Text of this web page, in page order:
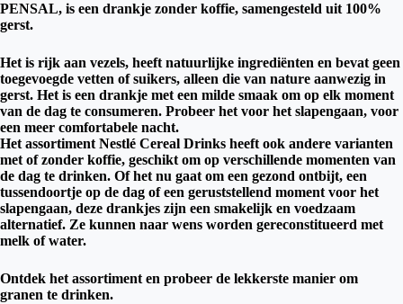
PENSAL, is een drankje zonder koffie, samengesteld uit 100%
gerst.
Het is rijk aan vezels, heeft natuurlijke ingrediënten en bevat geen
toegevoegde vetten of suikers, alleen die van nature aanwezig in
gerst. Het is een drankje met een milde smaak om op elk moment
van de dag te consumeren. Probeer het voor het slapengaan, voor
een meer comfortabele nacht.
Het assortiment Nestlé Cereal Drinks heeft ook andere varianten
met of zonder koffie, geschikt om op verschillende momenten van
de dag te drinken. Of het nu gaat om een ​​gezond ontbijt, een
tussendoortje op de dag of een geruststellend moment voor het
slapengaan, deze drankjes zijn een smakelijk en voedzaam
alternatief. Ze kunnen naar wens worden gereconstitueerd met
melk of water.
Ontdek het assortiment en probeer de lekkerste manier om
granen te drinken.